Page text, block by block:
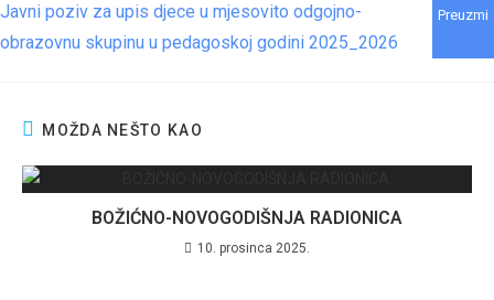
Javni poziv za upis djece u mjesovito odgojno-
obrazovnu skupinu u pedagoskoj godini 2025_2026
Preuzmi
MOŽDA NEŠTO KAO
BOŽIĆNO-NOVOGODIŠNJA RADIONICA
10. prosinca 2025.